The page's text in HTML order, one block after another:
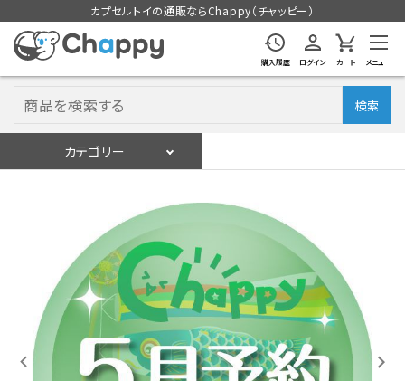
カプセルトイの通販ならChappy（チャッピー）
購入履歴 ログイン カート メニュー
検索
カテゴリー
入荷スケジュールをチェック
カプセルトイマシン本体
カプセルトイ